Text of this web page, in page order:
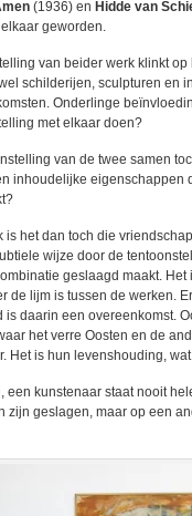
(1936) en Hidde van
geworden.
van beider werk klinkt
schilderijen, sculpturen en
Onderlinge
met elkaar doen?
van de twee samen
inhoudelijke eigenschappen
is het dan toch die
wijze door de
geslaagd maakt.
de lijm is tussen de werken.
is daarin een overeenkomst.
het verre Oosten en de
Het is hun levenshouding,
een kunstenaar staat nooit
zijn geslagen, maar op een